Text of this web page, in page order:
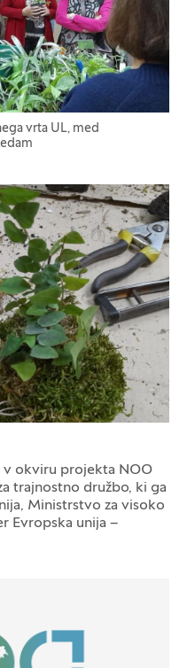
vrta UL, med
v okviru projekta NOO
trajnostno družbo, ki ga
Ministrstvo za visoko
Evropska unija –